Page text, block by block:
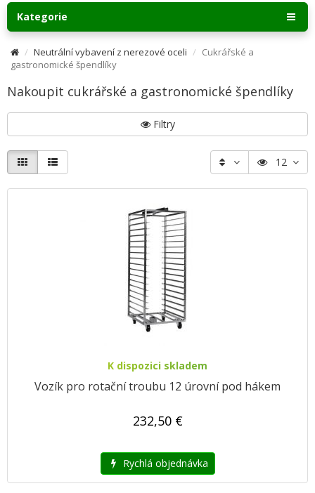
Kategorie
Neutrální vybavení z nerezové oceli
Cukrářské a
gastronomické špendlíky
Nakoupit cukrářské a gastronomické špendlíky
Filtry
12
K dispozici skladem
Vozík pro rotační troubu 12 úrovní pod hákem
232,50 €
Rychlá objednávka